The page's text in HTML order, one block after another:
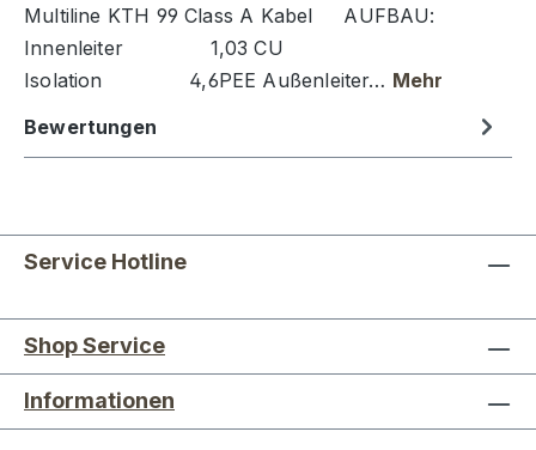
Multiline KTH 99 Class A Kabel AUFBAU:
Innenleiter 1,03 CU
Isolation 4,6PEE Außenleiter… Mehr
Bewertungen
Service Hotline
Shop Service
Informationen